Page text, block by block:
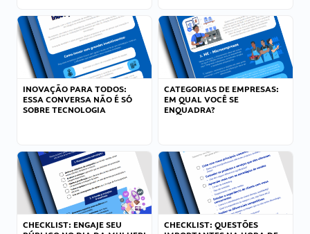
INOVAÇÃO PARA TODOS:
ESSA CONVERSA NÃO É SÓ
SOBRE TECNOLOGIA
CATEGORIAS DE EMPRESAS:
EM QUAL VOCÊ SE
ENQUADRA?
CHECKLIST: ENGAJE SEU
CHECKLIST: QUESTÕES